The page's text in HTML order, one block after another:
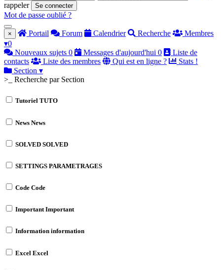
rappeler
Se connecter
Mot de passe oublié ?
× Portail Forum Calendrier Recherche
Membres
▾0
Nouveaux sujets 0 Messages d'aujourd'hui 0
Liste de
contacts
Liste des membres Qui est en ligne ?
Stats !
Section ▾
>_ Recherche par Section
Tutoriel TUTO
News News
SOLVED SOLVED
SETTINGS PARAMETRAGES
Code Code
ImportantImportant
Information information
Excel Excel